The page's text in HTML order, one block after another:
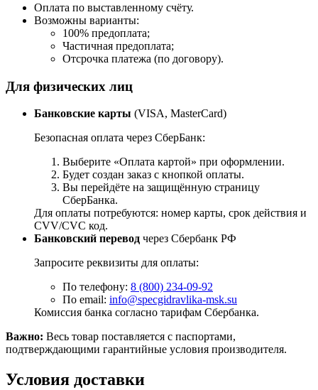
Оплата по выставленному счёту.
Возможны варианты:
100% предоплата;
Частичная предоплата;
Отсрочка платежа (по договору).
Для физических лиц
Банковские карты (VISA, MasterCard)
Безопасная оплата через СберБанк:
Выберите «Оплата картой» при оформлении.
Будет создан заказ с кнопкой оплаты.
Вы перейдёте на защищённую страницу
СберБанка.
Для оплаты потребуются: номер карты, срок действия и
CVV/CVC код.
Банковский перевод через Сбербанк РФ
Запросите реквизиты для оплаты:
По телефону: 8 (800) 234-09-92
По email: info@specgidravlika-msk.su
Комиссия банка согласно тарифам Сбербанка.
Важно: Весь товар поставляется с паспортами,
подтверждающими гарантийные условия производителя.
Условия доставки